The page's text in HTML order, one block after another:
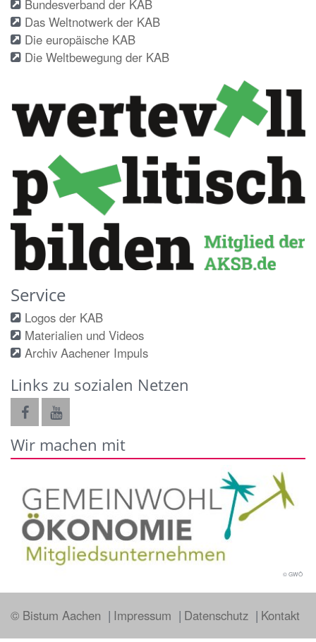
Bundesverband der KAB
Das Weltnotwerk der KAB
Die europäische KAB
Die Weltbewegung der KAB
Service
Logos der KAB
Materialien und Videos
Archiv Aachener Impuls
Links zu sozialen Netzen
Wir machen mit
© GWÖ
© Bistum Aachen Impressum Datenschutz Kontakt